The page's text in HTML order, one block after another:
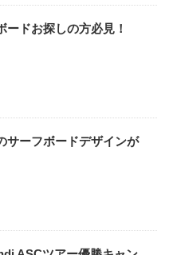
ードお探しの方必見！
サーフボードデザインが